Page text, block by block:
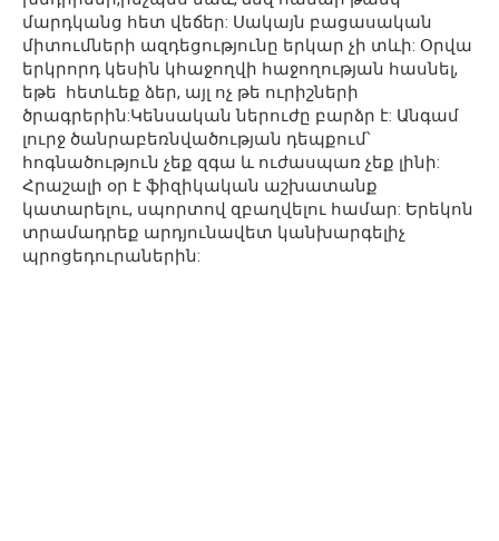
մարդկանց հետ վեճեր: Սակայն բացասական
միտումների ազդեցությունը երկար չի տևի: Օրվա
երկրորդ կեսին կհաջողվի հաջողության հասնել,
եթե հետևեք ձեր, այլ ոչ թե ուրիշների
ծրագրերին:Կենսական ներուժը բարձր է: Անգամ
լուրջ ծանրաբեռնվածության դեպքում՝
հոգնածություն չեք զգա և ուժասպառ չեք լինի:
Հրաշալի օր է ֆիզիկական աշխատանք
կատարելու, սպորտով զբաղվելու համար: Երեկոն
տրամադրեք արդյունավետ կանխարգելիչ
պրոցեդուրաներին: